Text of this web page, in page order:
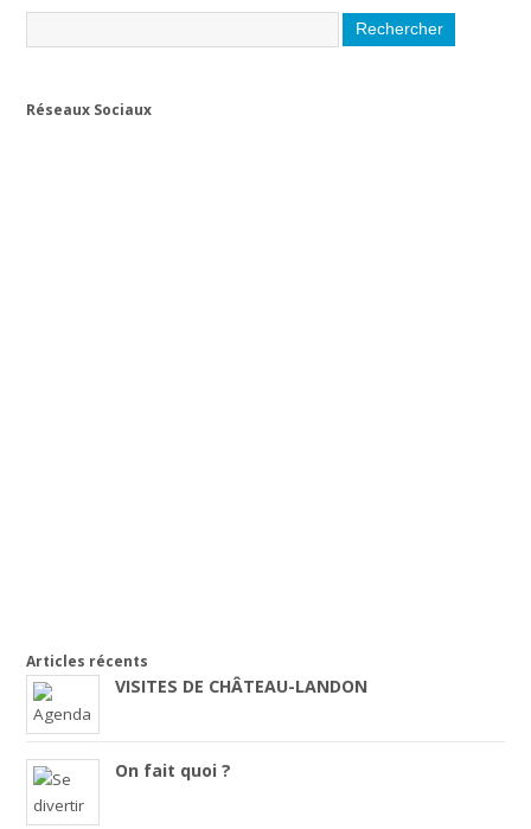
Réseaux Sociaux
Articles récents
VISITES DE CHÂTEAU-LANDON
On fait quoi ?